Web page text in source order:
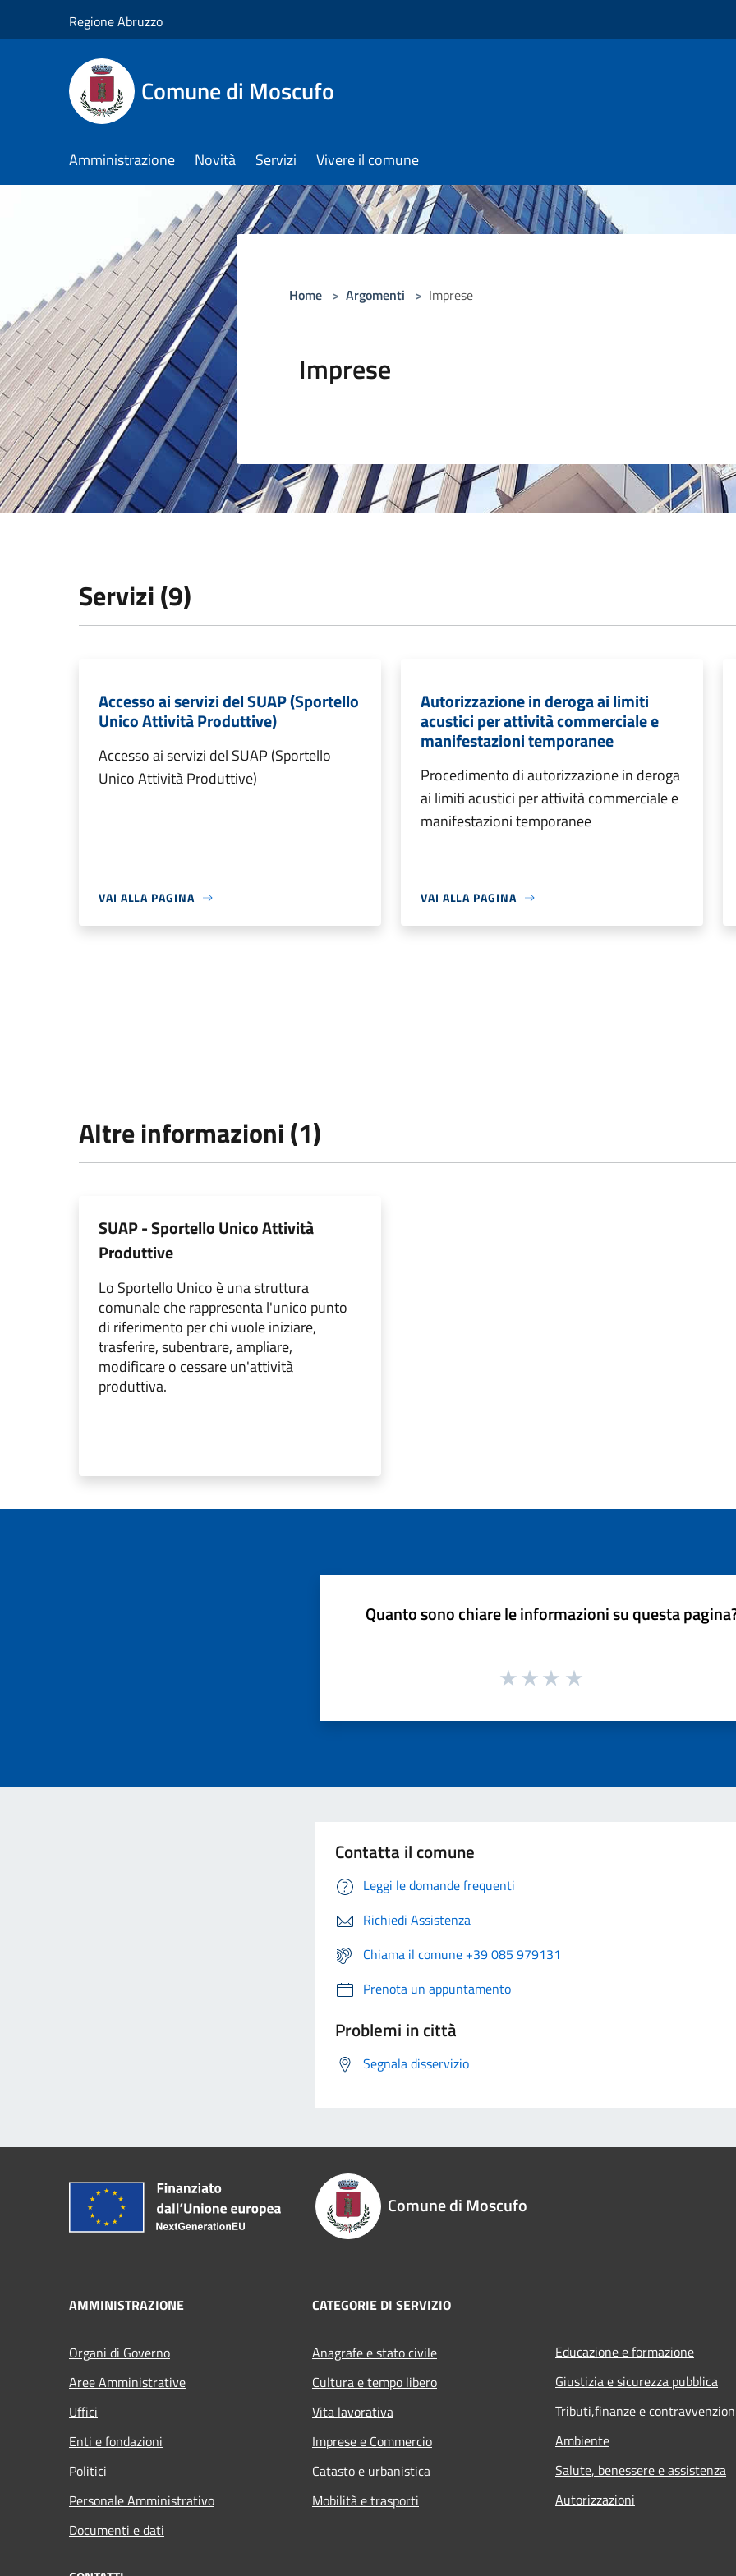
Regione Abruzzo
Comune di Moscufo
Amministrazione Novità Servizi Vivere il comune
Home > Argomenti > Imprese
Imprese
Servizi (9)
Accesso ai servizi del SUAP (Sportello
Unico Attività Produttive)
Accesso ai servizi del SUAP (Sportello
Unico Attività Produttive)
VAI ALLA PAGINA
Autorizzazione in deroga ai limiti
acustici per attività commerciale e
manifestazioni temporanee
Procedimento di autorizzazione in deroga
ai limiti acustici per attività commerciale e
manifestazioni temporanee
VAI ALLA PAGINA
Altre informazioni (1)
SUAP - Sportello Unico Attività
Produttive
Lo Sportello Unico è una struttura
comunale che rappresenta l'unico punto
di riferimento per chi vuole iniziare,
trasferire, subentrare, ampliare,
modificare o cessare un'attività
produttiva.
Quanto sono chiare le informazioni su questa
Contatta il comune
Leggi le domande frequenti
Richiedi Assistenza
Chiama il comune +39 085 979131
Prenota un appuntamento
Problemi in città
Segnala disservizio
Comune di Moscufo
AMMINISTRAZIONE
Organi di Governo
Aree Amministrative
Uffici
Enti e fondazioni
Politici
Personale Amministrativo
Documenti e dati
CATEGORIE DI SERVIZIO
Anagrafe e stato civile
Cultura e tempo libero
Vita lavorativa
Imprese e Commercio
Catasto e urbanistica
Mobilità e trasporti
Educazione e formazione
Giustizia e sicurezza pubblica
Tributi,finanze e
Ambiente
Salute, benessere e assistenza
Autorizzazioni